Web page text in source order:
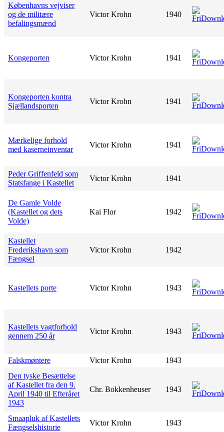
Københavns vejviser
og de militære
befalingsmænd
Victor Krohn 1940
Kongeporten Victor Krohn 1941
Kongeporten kontra
Sjællandsporten
Victor Krohn 1941
Mærkelige forhold
med kaserneinventar
Victor Krohn 1941
Peder Griffenfeld som
Statsfange i Kastellet
Victor Krohn 1941
De Gamle Volde
(Kastellet og dets
Volde)
Kai Flor 1942
Kastellet
Frederikshavn som
Fængsel
Victor Krohn 1942
Kastellets porte Victor Krohn 1943
Kastellets vagtforhold
gennem 250 år
Victor Krohn 1943
Falskmøntere Victor Krohn
1943
Den tyske Besættelse
af Kastellet fra den 9.
April 1940 til Efteråret
1943
Chr. Bokkenheuser 1943
Smaapluk af Kastellets
Fængselshistorie
Victor Krohn 1943